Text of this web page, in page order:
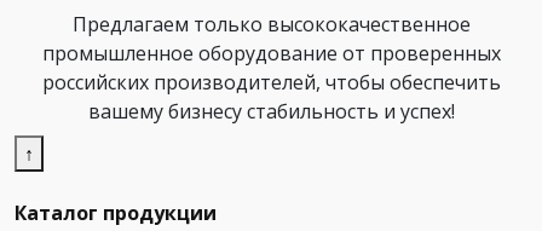
Предлагаем только высококачественное
промышленное оборудование от проверенных
российских производителей, чтобы обеспечить
вашему бизнесу стабильность и успех!
↑
Каталог продукции